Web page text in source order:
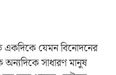
যেমন বিনোদনের
সাধারণ মানুষ